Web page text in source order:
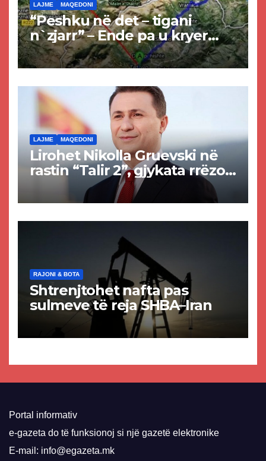
LAJME MAQEDONI
“Peshku në det – tigani
n`zjarr” – Ende pa u kryer
projekti i tunelit, komuna e
Tetovës nis punimet për
LAJME MAQEDONI
Lirohet Nikolla Gruevski në
rastin “Talir 2”, gjykata rrëzon
akuzat për ndërtimin e
paligjshëm të selisë së
RAJONI & BOTA
Shtrenjtohet nafta pas
sulmeve të reja SHBA–Iran
Portal informativ
e-gazeta do të funksionoj si një gazetë elektronike
E-mail: info@egazeta.mk